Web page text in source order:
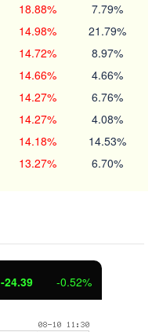
18.88% 7.79%
14.98% 21.79%
14.72% 8.97%
14.66% 4.66%
14.27% 6.76%
14.27% 4.08%
14.18% 14.53%
13.27% 6.70%
-24.39 -0.52%